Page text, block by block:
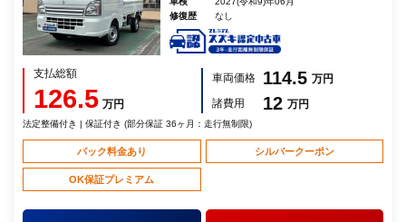
修復歴
なし
支払総額
126.5 万円
車両価格 114.5 万円
諸費用
12 万円
法定整備付き | 保証付き (部分保証 36ヶ月：走行無制限)
パック料金あり シルバークーポン
OK保証プレミアム